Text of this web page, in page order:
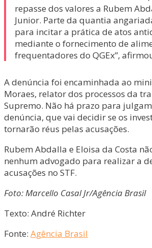
repasse dos valores a Rubem
Junior. Parte da quantia
para incitar a prática de atos
mediante o fornecimento de
frequentadores do QGEx”,
A denúncia foi encaminhada ao
Moraes, relator dos processos da
Supremo. Não há prazo para
denúncia, que vai decidir se os
tornarão réus pelas acusações.
Rubem Abdalla e Eloisa da Costa
nenhum advogado para realizar a
acusações no STF.
Foto: Marcello Casal Jr/Agência Brasil
Texto: André Richter
Fonte: Agência Brasil